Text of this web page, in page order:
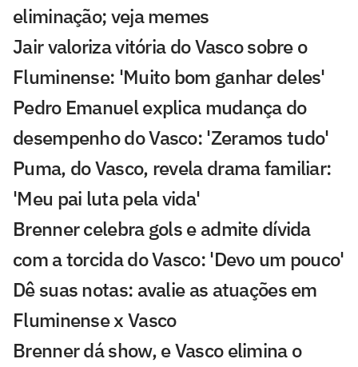
eliminação; veja memes
Jair valoriza vitória do Vasco sobre o
Fluminense: 'Muito bom ganhar deles'
Pedro Emanuel explica mudança do
desempenho do Vasco: 'Zeramos tudo'
Puma, do Vasco, revela drama familiar:
'Meu pai luta pela vida'
Brenner celebra gols e admite dívida
com a torcida do Vasco: 'Devo um pouco'
Dê suas notas: avalie as atuações em
Fluminense x Vasco
Brenner dá show, e Vasco elimina o